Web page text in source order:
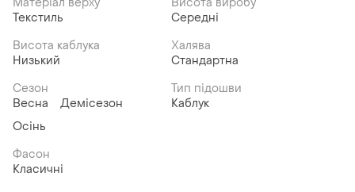
Текстиль
Середні
Висота каблука
Низький
Халява
Стандартна
Сезон
Весна
Демісезон
Осінь
Тип підошви
Каблук
Фасон
Класичні